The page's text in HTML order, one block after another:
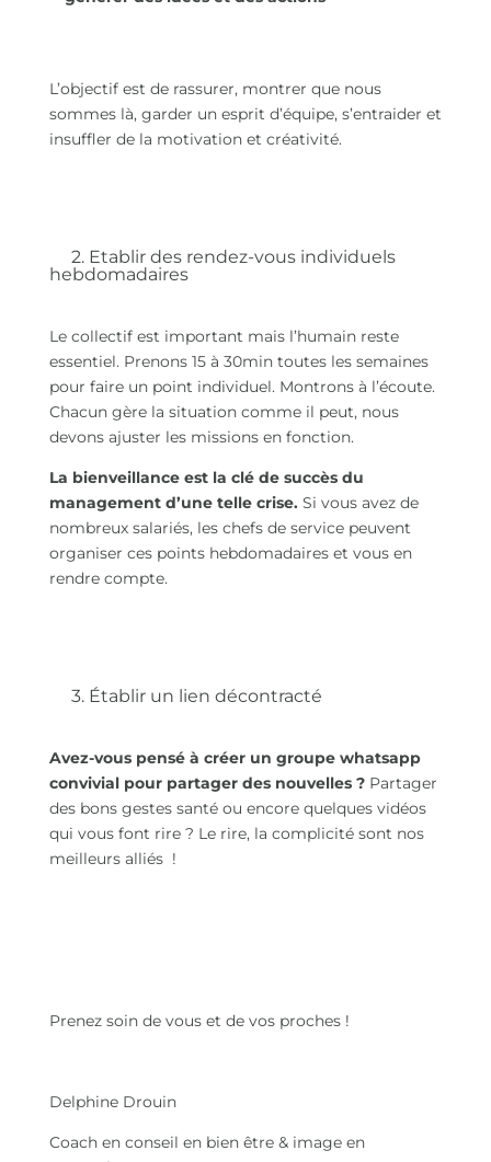
L’objectif est de rassurer, montrer que nous
sommes là, garder un esprit d’équipe, s’entraider et
insuffler de la motivation et créativité.
2. Etablir des rendez-vous individuels
hebdomadaires
Le collectif est important mais l’humain reste
essentiel. Prenons 15 à 30min toutes les semaines
pour faire un point individuel. Montrons à l’écoute.
Chacun gère la situation comme il peut, nous
devons ajuster les missions en fonction.
La bienveillance est la clé de succès du
management d’une telle crise. Si vous avez de
nombreux salariés, les chefs de service peuvent
organiser ces points hebdomadaires et vous en
rendre compte.
3. Établir un lien décontracté
Avez-vous pensé à créer un groupe whatsapp
convivial pour partager des nouvelles ?Partager
des bons gestes santé ou encore quelques vidéos
qui vous font rire ? Le rire, la complicité sont nos
meilleurs alliés !
Prenez soin de vous et de vos proches !
Delphine Drouin
Coach en conseil en bien être & image en